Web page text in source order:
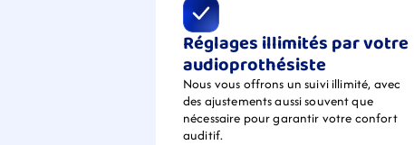
Réglages illimités par votre
audioprothésiste
Nous vous offrons un suivi illimité, avec
des ajustements aussi souvent que
nécessaire pour garantir votre confort
auditif.